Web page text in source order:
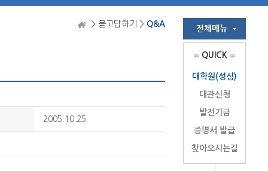
> 묻고답하기 > Q&A
2005.10.25
QUICK
대학원(성심)
대관신청
발전기금
증명서 발급
찾아오시는길